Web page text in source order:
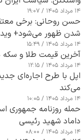
۱۴ مرداد ۱۴۰۵ / ۱۹:۰۷
حسن روحانی: برخی
شدن ظهور می‌شود+
۱۴ مرداد ۱۴۰۵ / ۱۵:۴۹
آخرین قیمت طلا و سکه در 14 مرداد+
۱۴ مرداد ۱۴۰۵ / ۱۲:۱۵
اپل با طرح اجاره‌ای
می‌کند
۱۴ مرداد ۱۴۰۵ / ۱۰:۰۵
حمله روزنامه جمهوری
داماد شهید رئیسی
۱۴ مرداد ۱۴۰۵ / ۰۸:۰۰